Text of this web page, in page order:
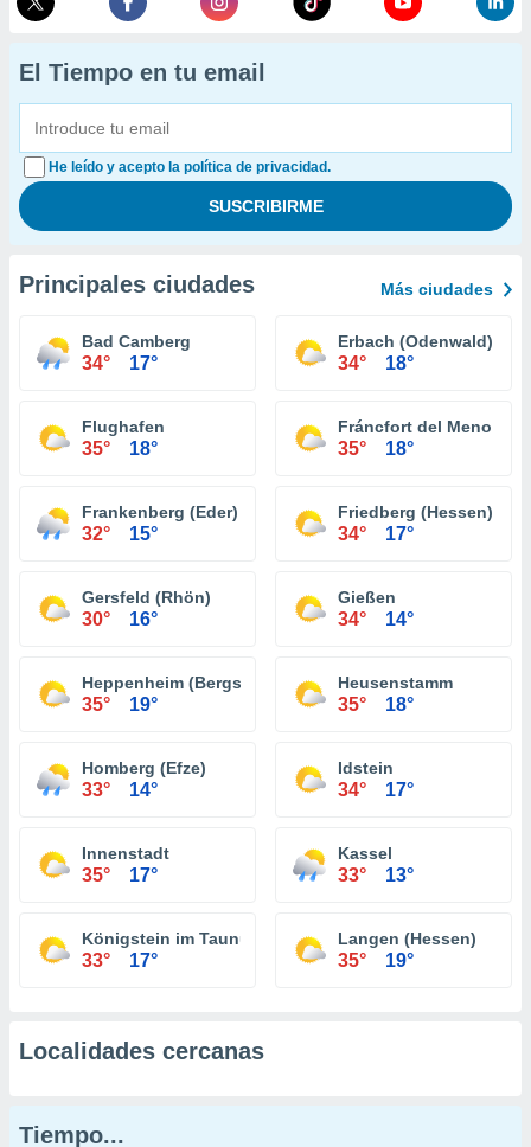
El Tiempo en tu email
He leído y acepto la política de privacidad.
Principales ciudades Más ciudades
Bad Camberg
34° 17°
Erbach (Odenwald)
34° 18°
Flughafen
35° 18°
Fráncfort del Meno
35° 18°
Frankenberg (Eder)
32° 15°
Friedberg (Hessen)
34° 17°
Gersfeld (Rhön)
30° 16°
Gießen
34° 14°
Heppenheim (Bergstraße)
35° 19°
Heusenstamm
35° 18°
Homberg (Efze)
33° 14°
Idstein
34° 17°
Innenstadt
35° 17°
Kassel
33° 13°
Königstein im Taunus
33° 17°
Langen (Hessen)
35° 19°
Localidades cercanas
Tiempo...